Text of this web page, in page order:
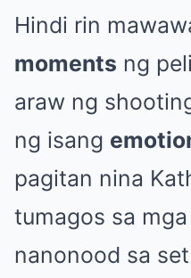
Hindi rin
moments ng
araw ng
ng isang
pagitan nina
tumagos sa
nanonood sa